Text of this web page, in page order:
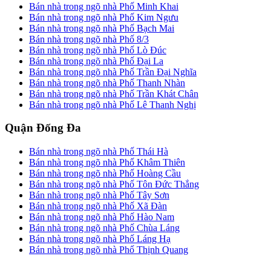
Bán nhà trong ngõ nhà Phố Minh Khai
Bán nhà trong ngõ nhà Phố Kim Ngưu
Bán nhà trong ngõ nhà Phố Bạch Mai
Bán nhà trong ngõ nhà Phố 8/3
Bán nhà trong ngõ nhà Phố Lò Đúc
Bán nhà trong ngõ nhà Phố Đại La
Bán nhà trong ngõ nhà Phố Trần Đại Nghĩa
Bán nhà trong ngõ nhà Phố Thanh Nhàn
Bán nhà trong ngõ nhà Phố Trần Khát Chân
Bán nhà trong ngõ nhà Phố Lê Thanh Nghị
Quận Đống Đa
Bán nhà trong ngõ nhà Phố Thái Hà
Bán nhà trong ngõ nhà Phố Khâm Thiên
Bán nhà trong ngõ nhà Phố Hoàng Cầu
Bán nhà trong ngõ nhà Phố Tôn Đức Thắng
Bán nhà trong ngõ nhà Phố Tây Sơn
Bán nhà trong ngõ nhà Phố Xã Đàn
Bán nhà trong ngõ nhà Phố Hào Nam
Bán nhà trong ngõ nhà Phố Chùa Láng
Bán nhà trong ngõ nhà Phố Láng Hạ
Bán nhà trong ngõ nhà Phố Thịnh Quang